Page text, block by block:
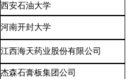
西安石油大学
河南开封大学
江西海天药业股份有限公司
杰森石膏板集团公司